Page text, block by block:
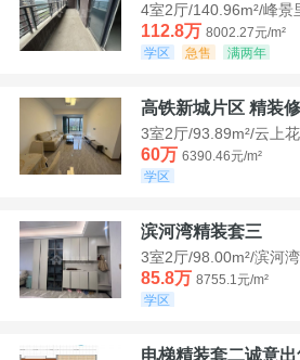
4室2厅/140.96m²/峰景
112.8万 8002.27元/m²
学区
急售 满两年
高铁新城片区 精装
3室2厅/93.89m²/云上
60万 6390.46元/m²
学区
滨河湾精装套三
3室2厅/98.00m²/滨河
85.8万 8755.1元/m²
学区
电梯精装套二诚意出